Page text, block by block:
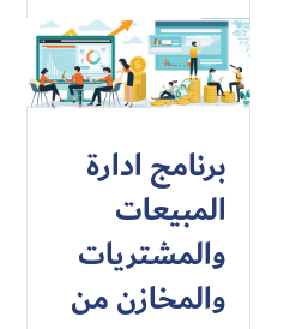
برنامج ادارة
المبيعات
والمشتريات
والمخازن من